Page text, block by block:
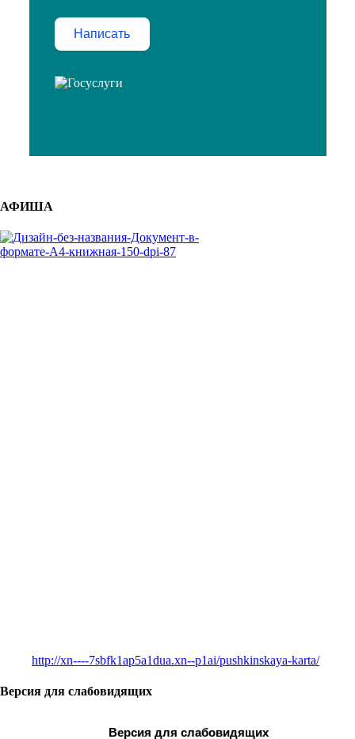
Написать
АФИША
http://xn----7sbfk1ap5a1dua.xn--p1ai/pushkinskaya-karta/
Версия для слабовидящих
Версия для слабовидящих